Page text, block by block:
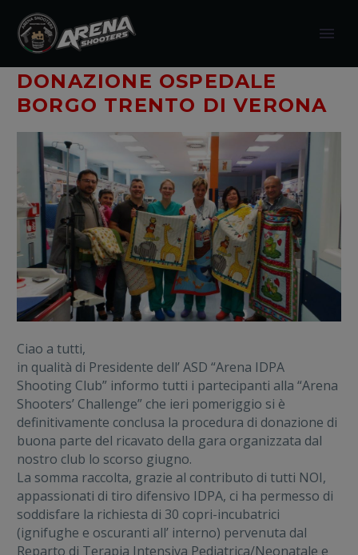
DONAZIONE OSPEDALE
BORGO TRENTO DI VERONA
Ciao a tutti,
in qualità di Presidente dell’ ASD “Arena IDPA
Shooting Club” informo tutti i partecipanti alla “Arena
Shooters’ Challenge” che ieri pomeriggio si è
definitivamente conclusa la procedura di donazione di
buona parte del ricavato della gara organizzata dal
nostro club lo scorso giugno.
La somma raccolta, grazie al contributo di tutti NOI,
appassionati di tiro difensivo IDPA, ci ha permesso di
soddisfare la richiesta di 30 copri-incubatrici
(ignifughe e oscuranti all’ interno) pervenuta dal
Reparto di Terapia Intensiva Pediatrica/Neonatale e